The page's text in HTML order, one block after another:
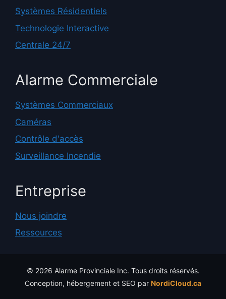
Systèmes Résidentiels
Technologie Interactive
Centrale 24/7
Alarme Commerciale
Systèmes Commerciaux
Caméras
Contrôle d'accès
Surveillance Incendie
Entreprise
Nous joindre
Ressources
© 2026 Alarme Provinciale Inc. Tous droits réservés.
Conception, hébergement et SEO par NordiCloud.ca